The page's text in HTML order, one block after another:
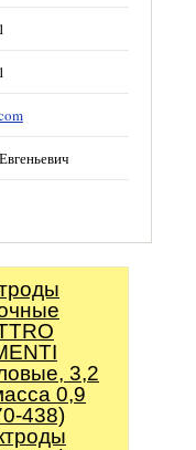
3,2
0,9
438)